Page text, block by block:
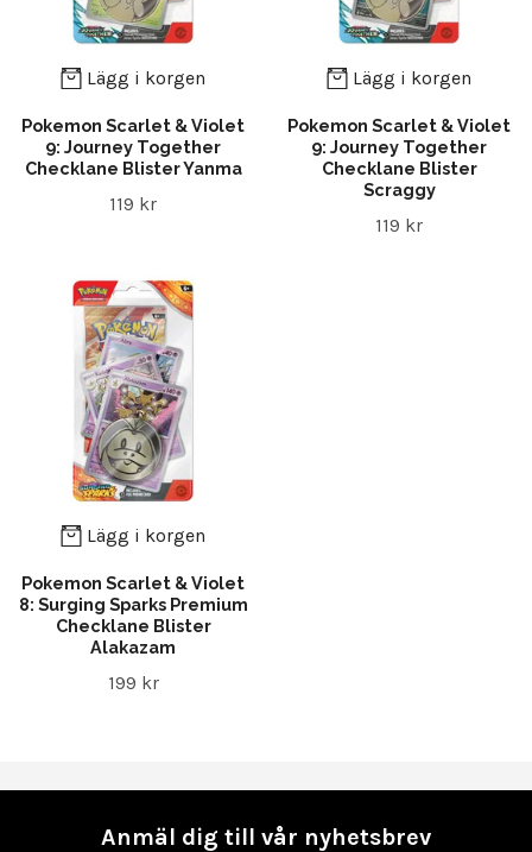
Lägg i korgen
Pokemon Scarlet & Violet
9: Journey Together
Checklane Blister Yanma
119 kr
Lägg i korgen
Pokemon Scarlet & Violet
9: Journey Together
Checklane Blister
Scraggy
119 kr
Lägg i korgen
Pokemon Scarlet & Violet
8: Surging Sparks Premium
Checklane Blister
Alakazam
199 kr
Anmäl dig till vår nyhetsbrev